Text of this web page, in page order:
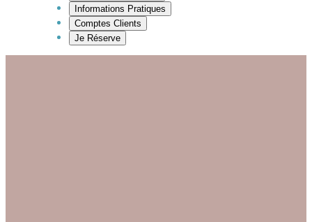
Informations Pratiques
Comptes Clients
Je Réserve